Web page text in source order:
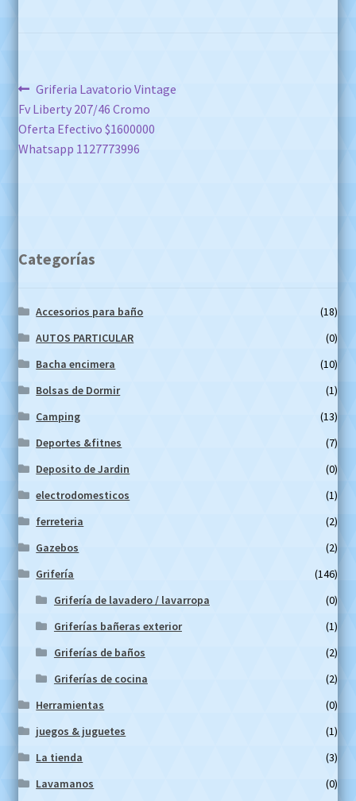
Navegación
de
entradas
Anterior:
Griferia Lavatorio Vintage
Fv Liberty 207/46 Cromo
Oferta Efectivo $1600000
Whatsapp 1127773996
Categorías
Accesorios para baño
(18)
AUTOS PARTICULAR
(0)
Bacha encimera
(10)
Bolsas de Dormir
(1)
Camping
(13)
Deportes &fitnes
(7)
Deposito de Jardin
(0)
electrodomesticos
(1)
ferreteria
(2)
Gazebos
(2)
Grifería
(146)
Grifería de lavadero / lavarropa
(0)
Griferías bañeras exterior
(1)
Griferías de baños
(2)
Griferías de cocina
(2)
Herramientas
(0)
juegos & juguetes
(1)
La tienda
(3)
Lavamanos
(0)